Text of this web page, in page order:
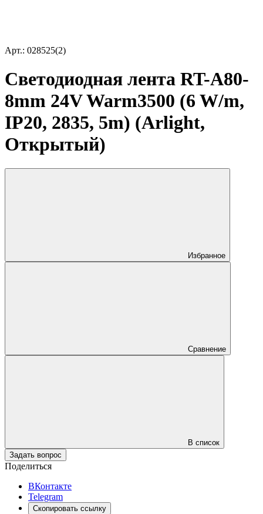
Арт.: 028525(2)
Светодиодная лента RT-A80-
8mm 24V Warm3500 (6 W/m,
IP20, 2835, 5m) (Arlight,
Открытый)
Избранное
Сравнение
В список
Задать вопрос
Поделиться
ВКонтакте
Telegram
Скопировать ссылку